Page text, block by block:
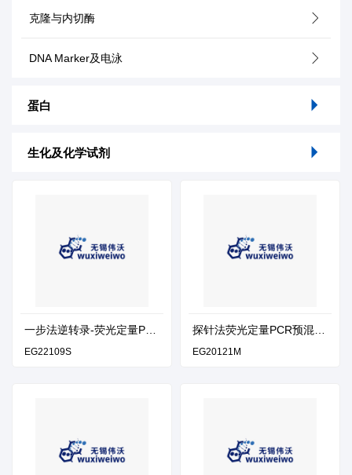
克隆与内切酶
DNA Marker及电泳
蛋白
生化及化学试剂
一步法逆转录-荧光定量PC
R试剂盒v2
EG22109S
探针法荧光定量PCR预混液
（通用校正染料）
EG20121M